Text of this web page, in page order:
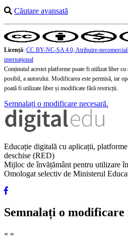
Căutare avansată
Licență: CC BY-NC-SA 4.0, Atribuire-
internațional
Conținutul acestei platforme poate fi utilizat liber
posibil, a autorului. Modificarea este permisă, iar
poată fi utilizate liber și modificate fără restricții.
Semnalați o modificare necesară.
Educație digitală cu aplicații,
deschise (RED)
Mijloc de învățământ pentru utilizare
Omologat selectiv de Ministerul
Semnalați o modificare
« »